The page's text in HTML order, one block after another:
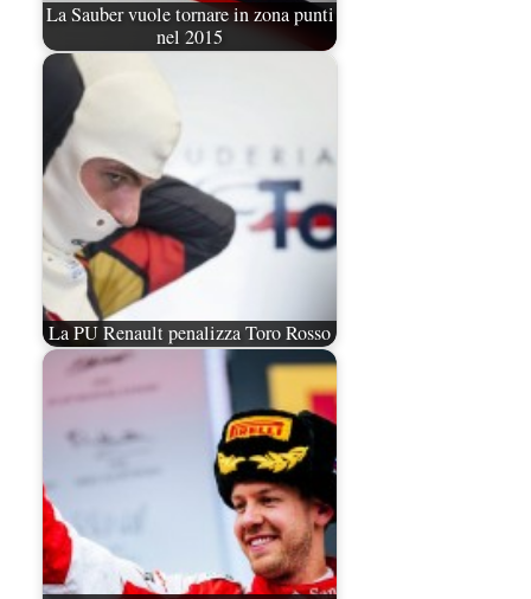
La Sauber vuole tornare in zona punti
nel 2015
La PU Renault penalizza Toro Rosso